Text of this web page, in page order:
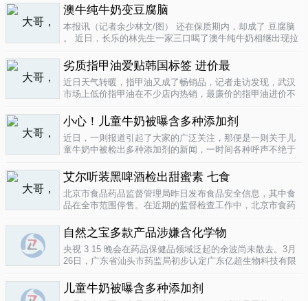
批次不合格原因是会产生剧毒。不合格率53.3%涉及多个品
牌据介绍，厦门市工商局今..
澳牛纯牛奶变豆腐脑
本报讯（记者余少林文/图） 还在保质期内，却成了 豆腐脑
。 近日，长乐的林先生一家三口喝了澳牛纯牛奶相继出现拉
纯牛奶并 不纯 ，呈凝固状，像酸奶。昨日上午，林先生向长
乐工商局12315投..
劣质指甲油爱贴韩国标签 进价最
近日天气转暖，指甲油又成了畅销品，记者走访发现，武汉
市场上低价指甲油在不少店内热销，最廉价的指甲油进价不
渡桥夜市上，不少摊位都有五颜六色的指甲油摆卖。 韩国进
口指甲油只要9元，另一个韩国..
小心！儿童牛奶被曝含多种添加剂
近日，一则报道引起了大家的广泛关注，那便是一则关于儿
童牛奶中被检出多种添加剂的新闻，一时间各种呼声不绝于
慌。 每天一斤奶，强壮中国人 ，到底让儿童强壮起来的是牛
奶，还是添加剂？超市中的儿童牛..
艾尔听装黑啤酒检出甜蜜素 七食
北京市食品药品监督管理局昨日发布食品安全信息，其中食
品在全市范围停售。在近期的监督检查工作中，北京市食药
带集团北京蓝宝酒业有限公司生产的 艾尔 听装黑啤酒，检出
不得检出的甜蜜素。北京市..
自然之宝多款产品涉嫌含化学物
央视 3 15 晚会在药品保健品领域泛起的余波尚未散去。3月
26日，广东省汕头市药监局初步认定广东亿超生物科技有限
已涉嫌构成生产销售伪劣产品罪，决定将案件移送汕头市公
安局依法查处。亿..
儿童牛奶被曝含多种添加剂